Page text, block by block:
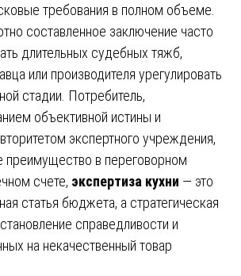
требования в полном объеме.
составленное заключение часто
длительных судебных тяжб,
или производителя урегулировать
стадии. Потребитель,
объективной истины и
экспертного учреждения,
преимущество в переговорном
счете, экспертиза кухни — это
статья бюджета, а стратегическая
справедливости и
на некачественный товар